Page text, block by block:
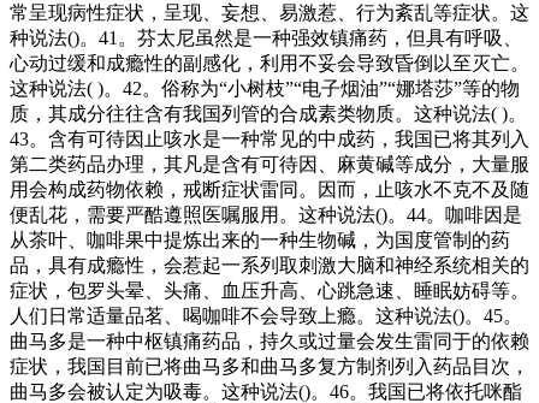
常呈现病性症状，呈现、妄想、易激惹、行为紊乱等症状。这
种说法()。41。芬太尼虽然是一种强效镇痛药，但具有呼吸、
心动过缓和成瘾性的副感化，利用不妥会导致昏倒以至灭亡。
这种说法( )。42。俗称为“小树枝”“电子烟油”“娜塔莎”等的物
质，其成分往往含有我国列管的合成素类物质。这种说法( )。
43。含有可待因止咳水是一种常见的中成药，我国已将其列入
第二类药品办理，其凡是含有可待因、麻黄碱等成分，大量服
用会构成药物依赖，戒断症状雷同。因而，止咳水不克不及随
便乱花，需要严酷遵照医嘱服用。这种说法()。44。咖啡因是
从茶叶、咖啡果中提炼出来的一种生物碱，为国度管制的药
品，具有成瘾性，会惹起一系列取刺激大脑和神经系统相关的
症状，包罗头晕、头痛、血压升高、心跳急速、睡眠妨碍等。
人们日常适量品茗、喝咖啡不会导致上瘾。这种说法()。45。
曲马多是一种中枢镇痛药品，持久或过量会发生雷同于的依赖
症状，我国目前已将曲马多和曲马多复方制剂列入药品目次，
曲马多会被认定为吸毒。这种说法()。46。我国已将依托咪酯